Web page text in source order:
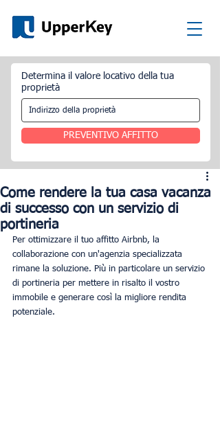
Determina il valore locativo della tua
proprietà
PREVENTIVO AFFITTO
Come rendere la tua casa vacanza
di successo con un servizio di
portineria
Per ottimizzare il tuo affitto Airbnb, la
collaborazione con un'agenzia specializzata
rimane la soluzione. Più in particolare un servizio
di portineria per mettere in risalto il vostro
immobile e generare così la migliore rendita
potenziale.